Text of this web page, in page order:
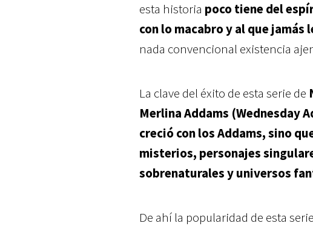
esta historia poco tiene del
con lo macabro y al que
nada convencional existencia
La clave del éxito de esta serie de
Merlina Addams (Wednesday
creció con los Addams, sino
misterios, personajes
sobrenaturales y universos
De ahí la popularidad de esta